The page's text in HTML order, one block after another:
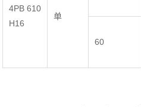
4PB 610
H16
单
60